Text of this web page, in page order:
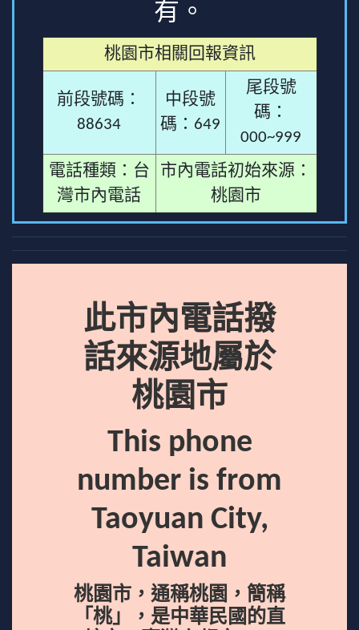
有。
桃園市相關回報資訊
前段號碼：
88634
中段號
碼：649
尾段號
碼：
000~999
電話種類：台
灣市內電話
市內電話初始來源：
桃園市
此市內電話撥
話來源地屬於
桃園市
This phone
number is from
Taoyuan City,
Taiwan
桃園市，通稱桃園，簡稱
「桃」，是中華民國的直